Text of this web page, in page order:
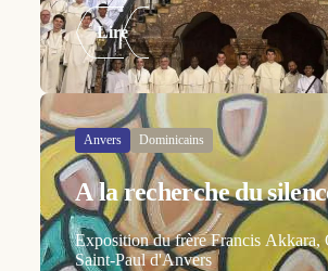
Lire
Anvers Dominicains
A la recherche du
Exposition du frère Francis Akkara,
Saint-Paul d'Anvers